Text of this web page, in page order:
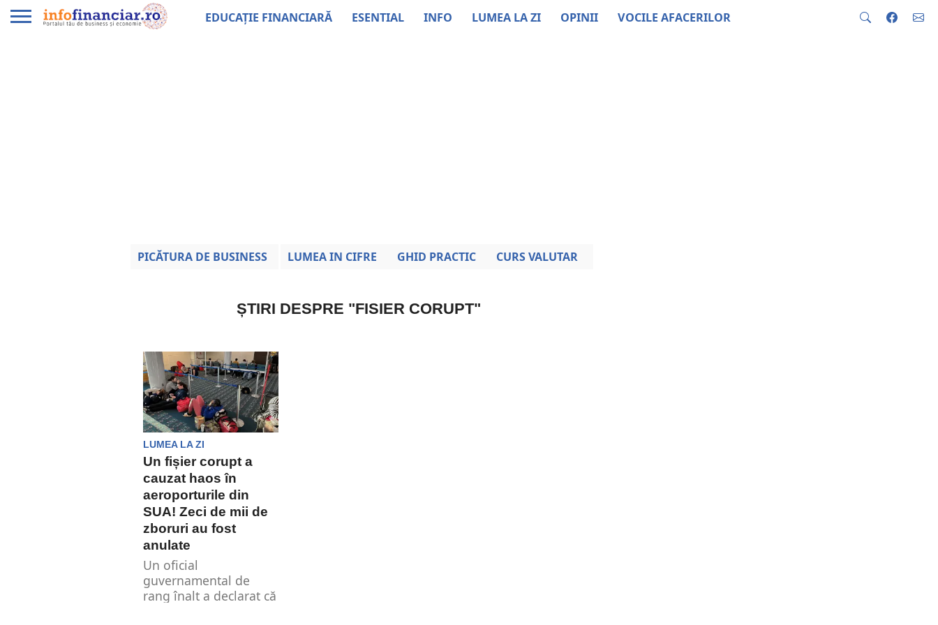
EDUCAȚIE FINANCIARĂ ESENTIAL INFO LUMEA LA ZI OPINII VOCILE AFACERILOR
PICĂTURA DE BUSINESS LUMEA IN CIFRE GHID PRACTIC CURS VALUTAR
ȘTIRI DESPRE "FISIER CORUPT"
LUMEA LA ZI
Un fișier corupt a
cauzat haos în
aeroporturile din
SUA! Zeci de mii de
zboruri au fost
anulate
Un oficial
guvernamental de
rang înalt a declarat că